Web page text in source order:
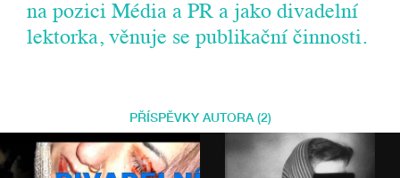
na pozici Média a PR a jako divadelní
lektorka, věnuje se publikační činnosti.
PŘÍSPĚVKY AUTORA (2)